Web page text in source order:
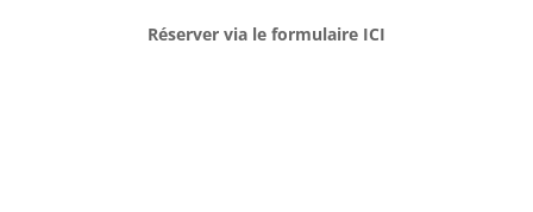
Réserver via le formulaire ICI